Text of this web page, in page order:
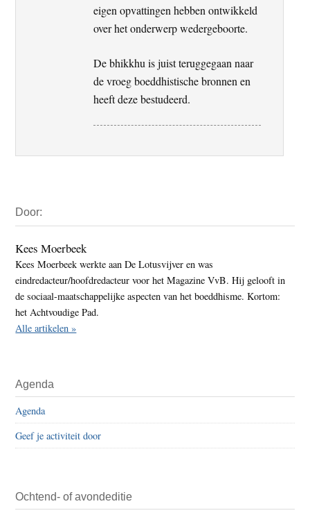
eigen opvattingen hebben ontwikkeld
over het onderwerp wedergeboorte.
De bhikkhu is juist teruggegaan naar
de vroeg boeddhistische bronnen en
heeft deze bestudeerd.
Sidebar
Door:
Kees Moerbeek
Kees Moerbeek werkte aan De Lotusvijver en was
eindredacteur/hoofdredacteur voor het Magazine VvB. Hij gelooft in
de sociaal-maatschappelijke aspecten van het boeddhisme. Kortom:
het Achtvoudige Pad.
Alle artikelen »
Agenda
Agenda
Geef je activiteit door
Ochtend- of avondeditie